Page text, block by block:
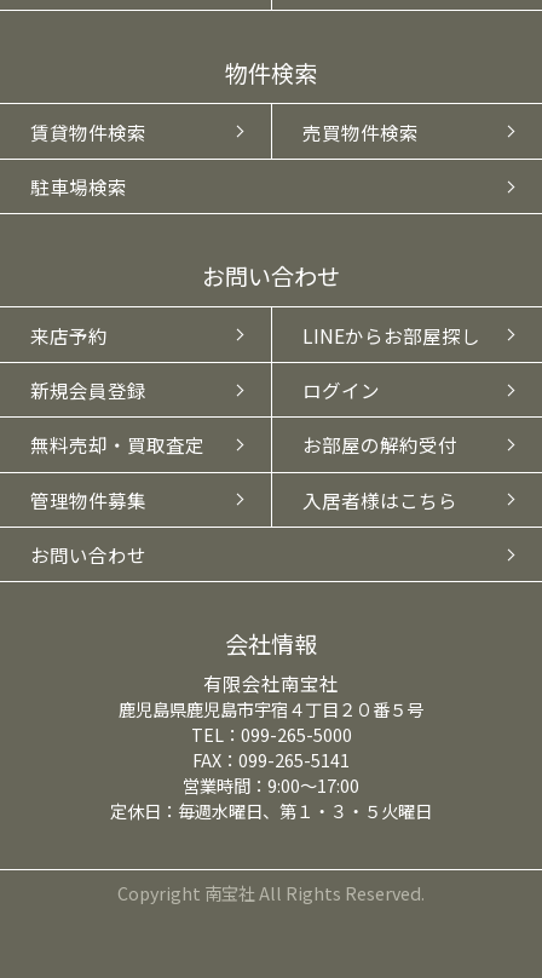
物件検索
賃貸物件検索 売買物件検索
駐車場検索
お問い合わせ
来店予約 LINEからお部屋探し
新規会員登録 ログイン
無料売却・買取査定 お部屋の解約受付
管理物件募集 入居者様はこちら
お問い合わせ
会社情報
有限会社南宝社
鹿児島県鹿児島市宇宿４丁目２０番５号
TEL：099-265-5000
FAX：099-265-5141
営業時間：9:00～17:00
定休日：毎週水曜日、第１・３・５火曜日
Copyright 南宝社 All Rights Reserved.